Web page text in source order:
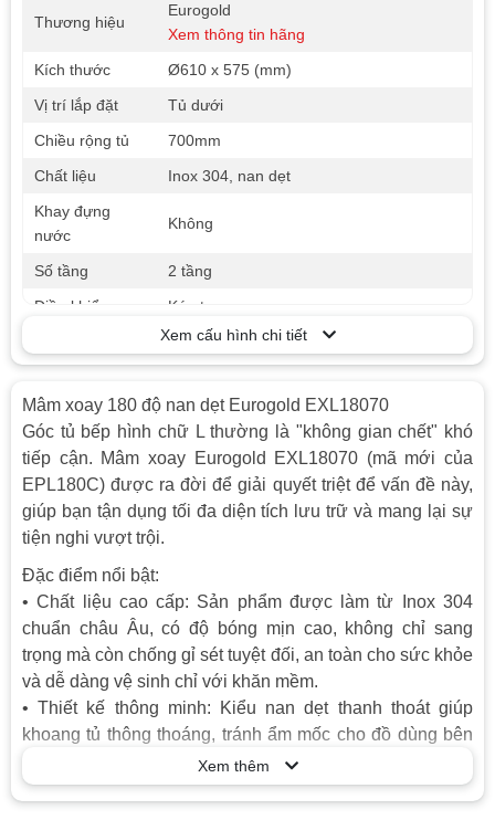
Thương hiệu
Eurogold
Xem thông tin hãng
Kích thước
Ø610 x 575 (mm)
Vị trí lắp đặt
Tủ dưới
Chiều rộng tủ
700mm
Chất liệu
Inox 304, nan dẹt
Khay đựng
nước
Không
Số tầng
2 tầng
Điều khiển
Kéo tay
Xem cấu hình chi tiết
Mâm xoay 180 độ nan dẹt Eurogold EXL18070
Góc tủ bếp hình chữ L thường là "không gian chết" khó
tiếp cận. Mâm xoay Eurogold EXL18070 (mã mới của
EPL180C) được ra đời để giải quyết triệt để vấn đề này,
giúp bạn tận dụng tối đa diện tích lưu trữ và mang lại sự
tiện nghi vượt trội.
Đặc điểm nổi bật:
• Chất liệu cao cấp: Sản phẩm được làm từ Inox 304
chuẩn châu Âu, có độ bóng mịn cao, không chỉ sang
trọng mà còn chống gỉ sét tuyệt đối, an toàn cho sức khỏe
và dễ dàng vệ sinh chỉ với khăn mềm.
• Thiết kế thông minh: Kiểu nan dẹt thanh thoát giúp
khoang tủ thông thoáng, tránh ẩm mốc cho đồ dùng bên
trong. Với cấu trúc 2 tầng giá rộng và sâu, người dùng có
thể thoải mái sắp xếp xoong nồi, chai lọ một cách khoa
Xem thêm